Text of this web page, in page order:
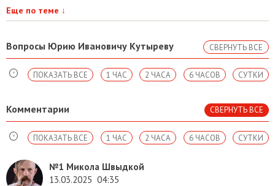
Еще по теме ↓
Вопросы Юрию Ивановичу Кутыреву СВЕРНУТЬ ВСЕ
СУТКИ
6 ЧАСОВ
2 ЧАСА
1 ЧАС
ПОКАЗАТЬ ВСЕ
Комментарии СВЕРНУТЬ ВСЕ
СУТКИ
6 ЧАСОВ
2 ЧАСА
1 ЧАС
ПОКАЗАТЬ ВСЕ
№1 Микола Швыдкой
13.03.2025 04:35